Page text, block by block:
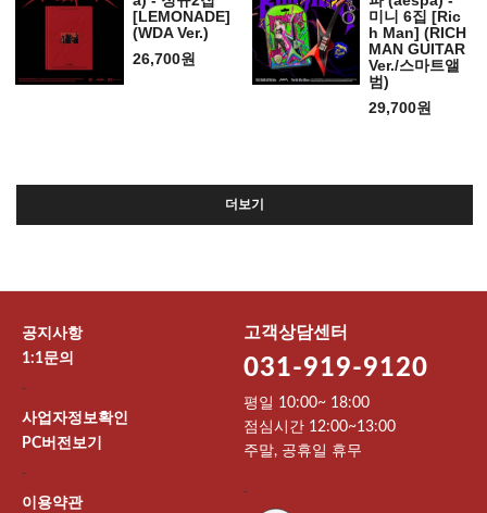
[LEMONADE]
(WDA Ver.)
26,700원
미니 6집 [Ric
h Man] (RICH
MAN GUITAR
Ver./스마트앨
범)
29,700원
더보기
공지사항
1:1문의
-
사업자정보확인
PC버전보기
-
이용약관
고객상담센터
031-919-9120
평일 10:00~ 18:00
점심시간 12:00~13:00
주말, 공휴일 휴무
-